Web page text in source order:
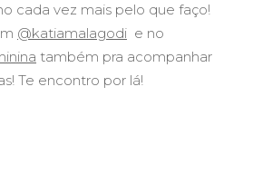
cada vez mais pelo que faço!
@katiamalagodi e no
também pra acompanhar
Te encontro por lá!